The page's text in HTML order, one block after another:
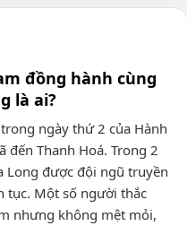
đồng hành cùng
là ai?
ngày thứ 2 của Hành
đến Thanh Hoá. Trong 2
Long được đội ngũ truyền
tục. Một số người thắc
nhưng không mệt mỏi,